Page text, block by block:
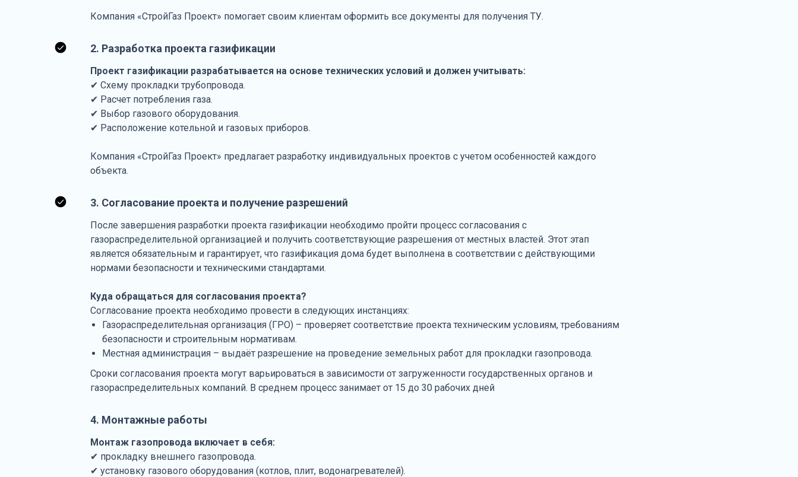
Компания «СтройГаз Проект» помогает своим клиентам оформить все документы для получения ТУ.
2. Разработка проекта газификации
Проект газификации разрабатывается на основе технических условий и должен учитывать:
✔ Схему прокладки трубопровода.
✔ Расчет потребления газа.
✔ Выбор газового оборудования.
✔ Расположение котельной и газовых приборов.
Компания «СтройГаз Проект» предлагает разработку индивидуальных проектов с учетом особенностей каждого
объекта.
3. Согласование проекта и получение разрешений
После завершения разработки проекта газификации необходимо пройти процесс согласования с
газораспределительной организацией и получить соответствующие разрешения от местных властей. Этот этап
является обязательным и гарантирует, что газификация дома будет выполнена в соответствии с действующими
нормами безопасности и техническими стандартами.
Куда обращаться для согласования проекта?
Согласование проекта необходимо провести в следующих инстанциях:
Газораспределительная организация (ГРО) – проверяет соответствие проекта техническим условиям, требованиям
безопасности и строительным нормативам.
Местная администрация – выдаёт разрешение на проведение земельных работ для прокладки газопровода.
Сроки согласования проекта могут варьироваться в зависимости от загруженности государственных органов и
газораспределительных компаний. В среднем процесс занимает от 15 до 30 рабочих дней
4. Монтажные работы
Монтаж газопровода включает в себя:
✔ прокладку внешнего газопровода.
✔ установку газового оборудования (котлов, плит, водонагревателей).